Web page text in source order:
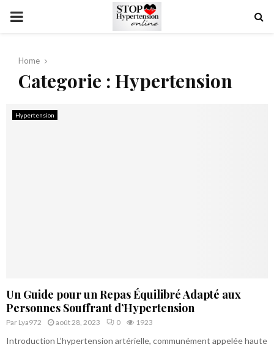
PRIMARY
Home
Categorie : Hypertension
Hypertension
Un Guide pour un Repas Équilibré Adapté aux
Personnes Souffrant d’Hypertension
Par Lya972 août 28, 2023 0 1923
Introduction L’hypertension artérielle, communément appelée haute